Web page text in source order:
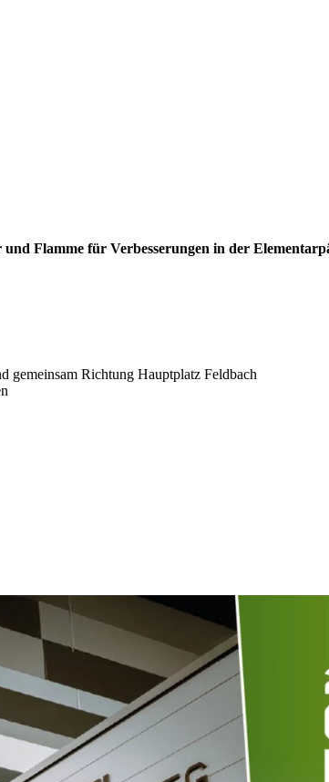
Flamme für Verbesserungen in der
gemeinsam Richtung Hauptplatz Feldbach